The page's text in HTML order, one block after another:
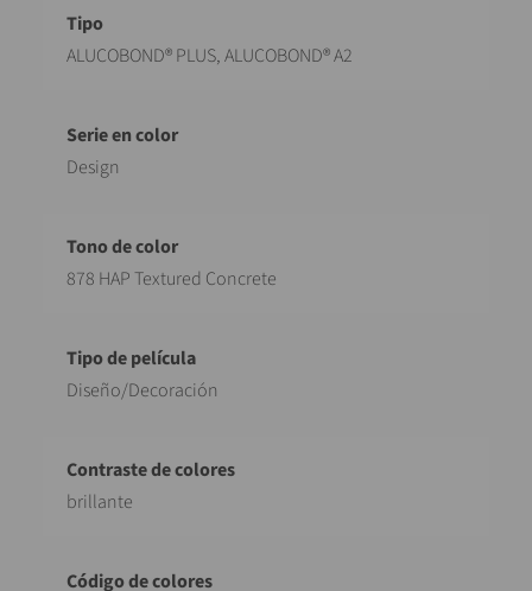
Designación
ALUCOBOND® PLUS, ALUCOBOND® A2
Design
878 HAP Textured Concrete
Diseño/Decoración
brillante